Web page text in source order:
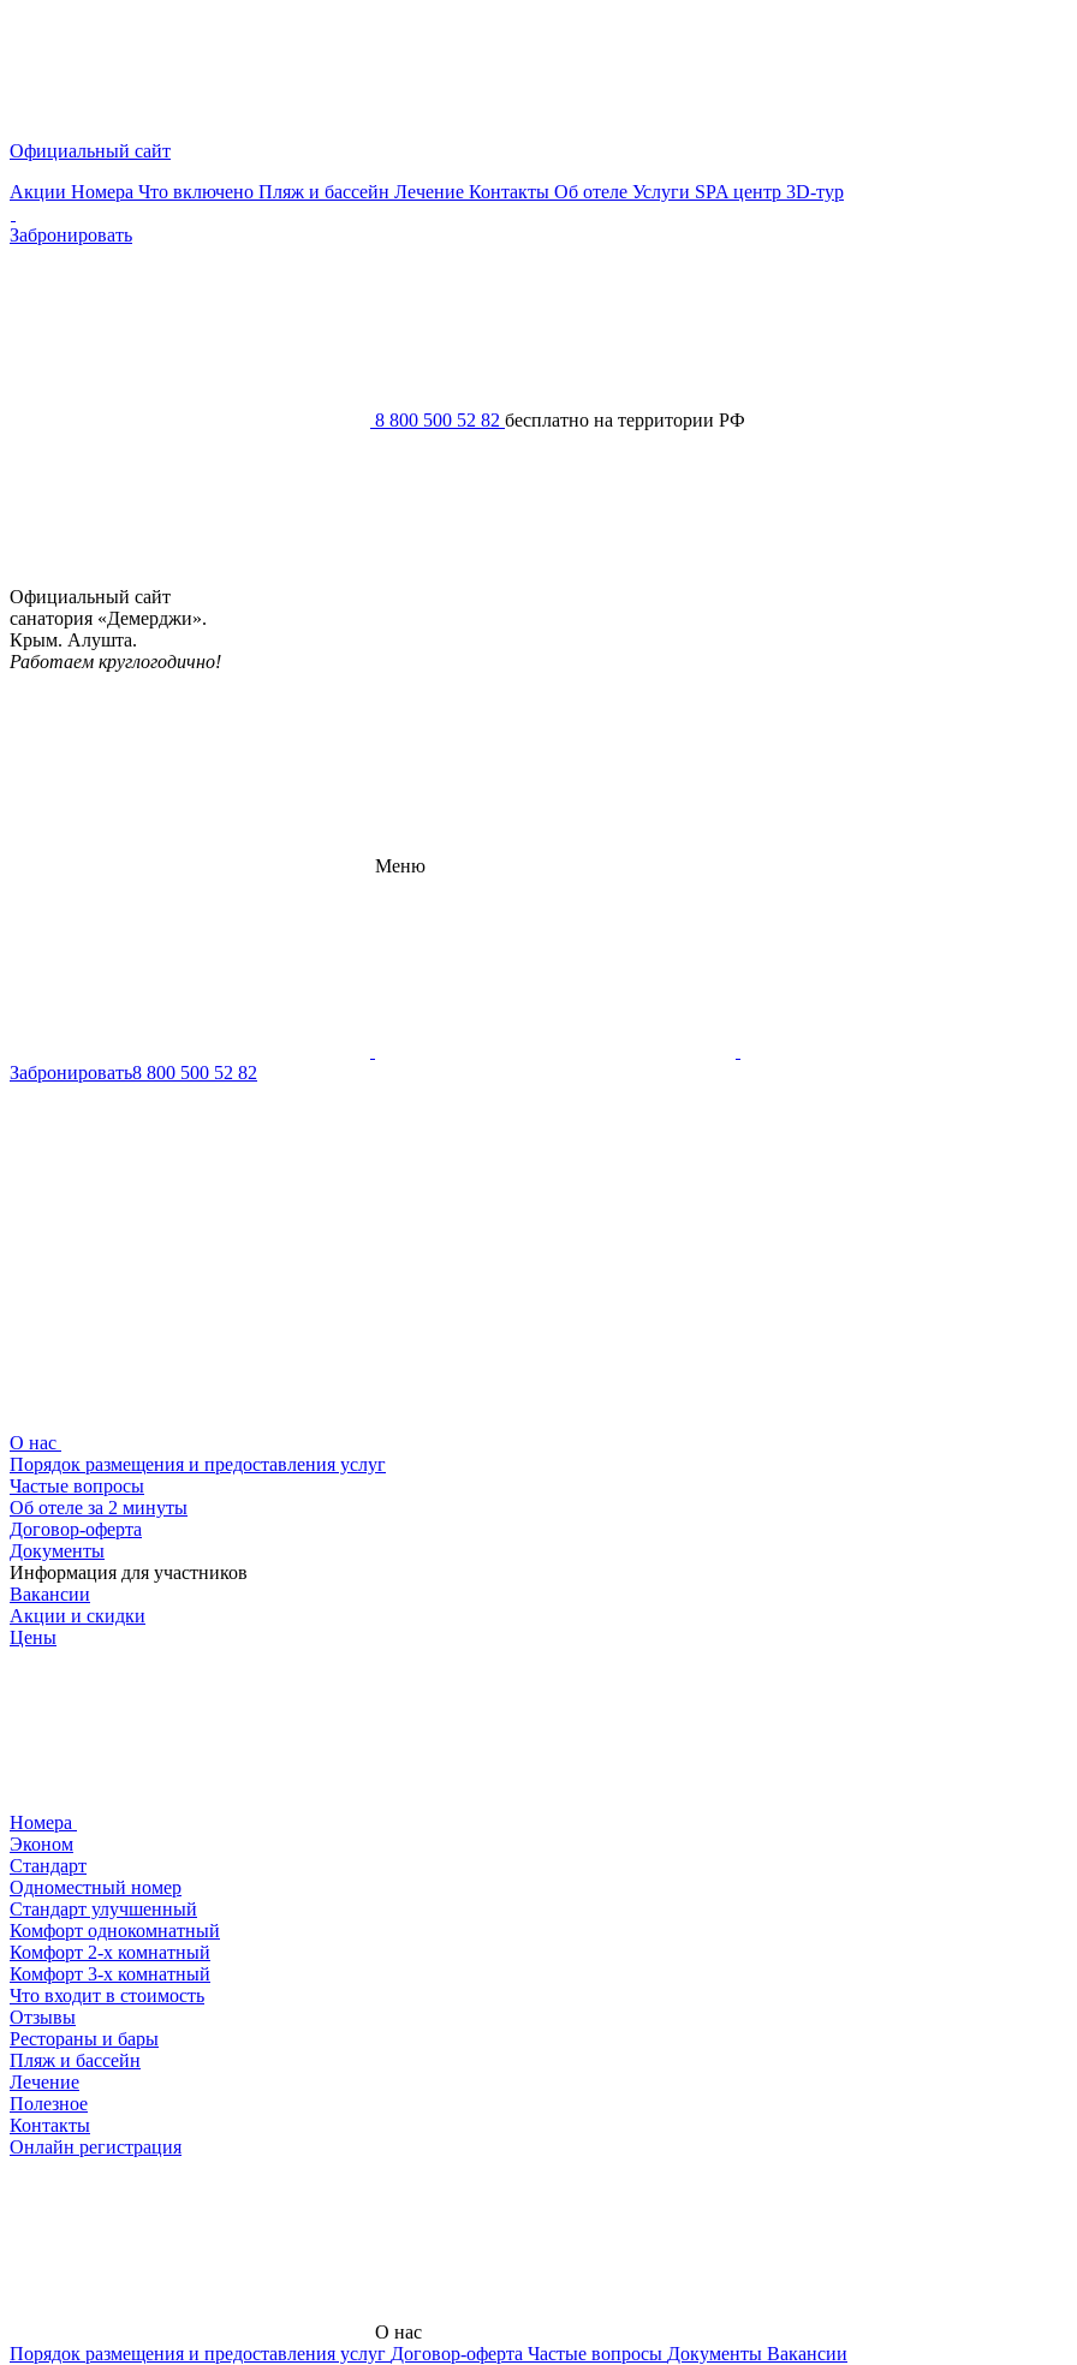
Официальный сайт
Акции Номера Что включено Пляж и бассейн Лечение Контакты Об отеле Услуги SPA центр 3D-тур
Забронировать
8 800 500 52 82 бесплатно на территории РФ
Официальный сайт
санатория «Демерджи».
Крым. Алушта.
Работаем круглогодично!
Меню
Забронировать8 800 500 52 82
О нас
Порядок размещения и предоставления услуг
Частые вопросы
Об отеле за 2 минуты
Договор-оферта
Документы
Информация для участников
Вакансии
Акции и скидки
Цены
Номера
Эконом
Стандарт
Одноместный номер
Стандарт улучшенный
Комфорт однокомнатный
Комфорт 2-х комнатный
Комфорт 3-х комнатный
Что входит в стоимость
Отзывы
Рестораны и бары
Пляж и бассейн
Лечение
Полезное
Контакты
Онлайн регистрация
О нас
Порядок размещения и предоставления услуг Договор-оферта Частые вопросы Документы Вакансии